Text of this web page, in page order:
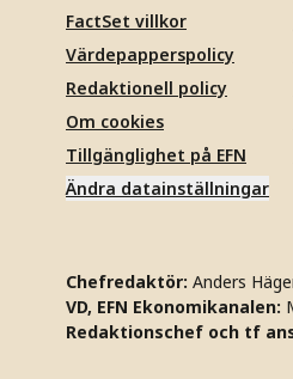
FactSet villkor
Värdepapperspolicy
Redaktionell policy
Om cookies
Tillgänglighet på EFN
Ändra datainställningar
Chefredaktör: Anders
VD, EFN Ekonomikanalen:
Redaktionschef och tf